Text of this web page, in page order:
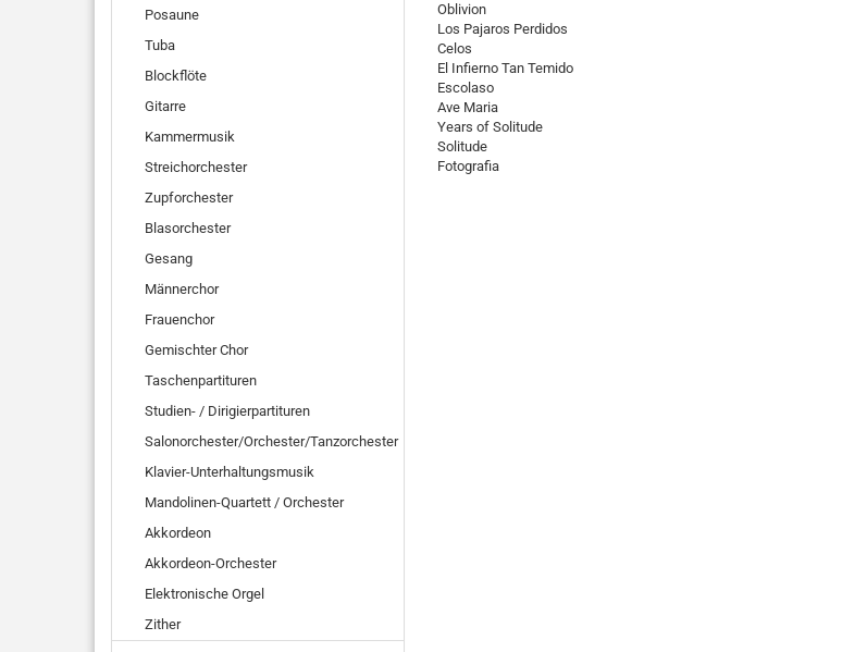
Oblivion
Los Pajaros Perdidos
Celos
El Infierno Tan Temido
Escolaso
Ave Maria
Years of Solitude
Solitude
Fotografia
Posaune
Tuba
Blockflöte
Gitarre
Kammermusik
Streichorchester
Zupforchester
Blasorchester
Gesang
Männerchor
Frauenchor
Gemischter Chor
Taschenpartituren
Studien- / Dirigierpartituren
Salonorchester/Orchester/Tanzorchester
Klavier-Unterhaltungsmusik
Mandolinen-Quartett / Orchester
Akkordeon
Akkordeon-Orchester
Elektronische Orgel
Zither